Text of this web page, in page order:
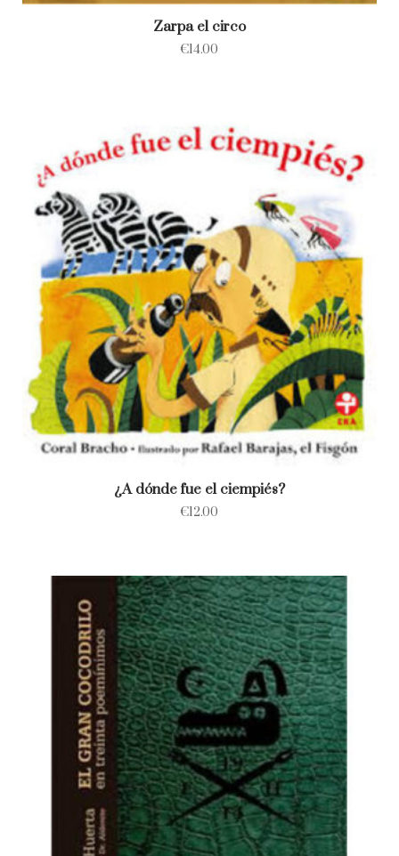
Zarpa el circo
€14.00
¿A dónde fue el ciempiés?
€12.00